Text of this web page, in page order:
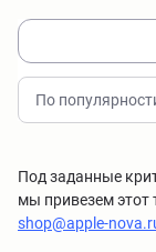
По
Под заданные
мы привезем этот
shop@apple-